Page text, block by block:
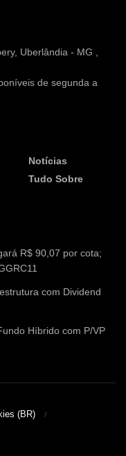
Uberlândia - MG ,
de segunda a
Notícias
Tudo Sobre
R$ 90,07 por cota;
com Dividend
Híbrido com P/VP
(BR)